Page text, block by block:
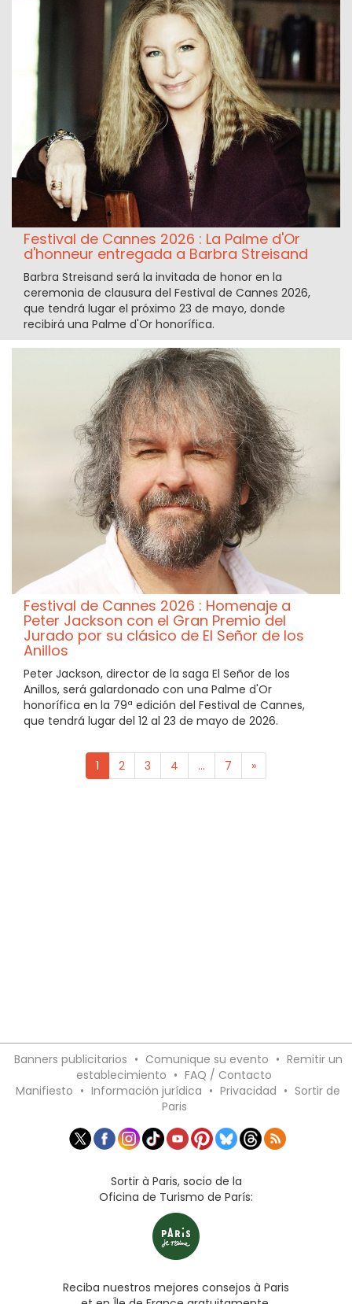
Festival de Cannes 2026 : La Palme d'Or
d'honneur entregada a Barbra Streisand
Barbra Streisand será la invitada de honor en la
ceremonia de clausura del Festival de Cannes 2026,
que tendrá lugar el próximo 23 de mayo, donde
recibirá una Palme d'Or honorífica.
Festival de Cannes 2026 : Homenaje a
Peter Jackson con el Gran Premio del
Jurado por su clásico de El Señor de los
Anillos
Peter Jackson, director de la saga El Señor de los
Anillos, será galardonado con una Palme d'Or
honorífica en la 79ª edición del Festival de Cannes,
que tendrá lugar del 12 al 23 de mayo de 2026.
1 2 3 4 ... 7 »
Banners publicitarios • Comunique su evento • Remitir un
establecimiento • FAQ / Contacto
Manifiesto • Información jurídica • Privacidad • Sortir de
Paris
Sortir à Paris, socio de la
Oficina de Turismo de París:
Reciba nuestros mejores consejos à Paris